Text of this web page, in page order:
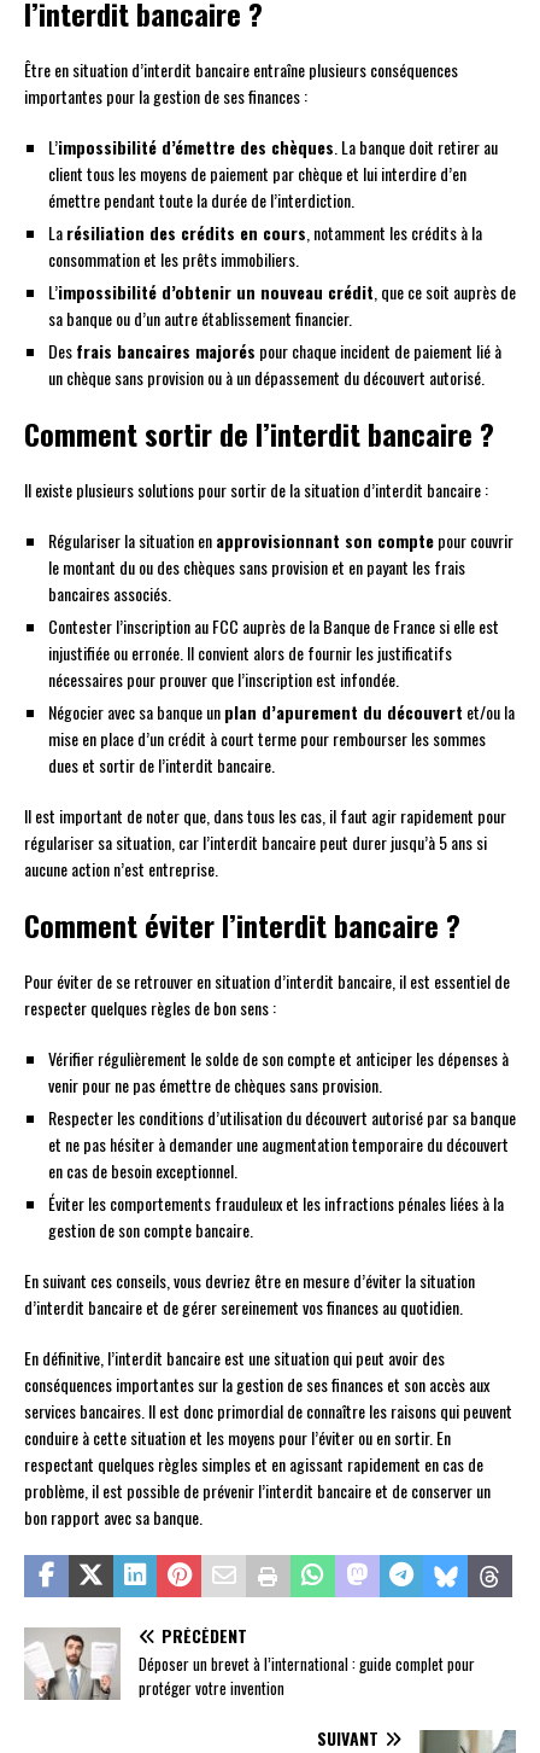
l’interdit bancaire ?
Être en situation d’interdit bancaire entraîne plusieurs conséquences
importantes pour la gestion de ses finances :
L’impossibilité d’émettre des chèques . La banque doit retirer au
client tous les moyens de paiement par chèque et lui interdire d’en
émettre pendant toute la durée de l’interdiction.
Larésiliation des crédits en cours , notamment les crédits à la
consommation et les prêts immobiliers.
L’impossibilité d’obtenir un nouveau crédit , que ce soit auprès de
sa banque ou d’un autre établissement financier.
Desfrais bancaires majorés pour chaque incident de paiement lié à
un chèque sans provision ou à un dépassement du découvert autorisé.
Comment sortir de l’interdit bancaire ?
Il existe plusieurs solutions pour sortir de la situation d’interdit bancaire :
Régulariser la situation enapprovisionnant son comptepour couvrir
le montant du ou des chèques sans provision et en payant les frais
bancaires associés.
Contester l’inscription au FCC auprès de la Banque de France si elle est
injustifiée ou erronée. Il convient alors de fournir les justificatifs
nécessaires pour prouver que l’inscription est infondée.
Négocier avec sa banque unplan d’apurement du découvert et/ou la
mise en place d’un crédit à court terme pour rembourser les sommes
dues et sortir de l’interdit bancaire.
Il est important de noter que, dans tous les cas, il faut agir rapidement pour
régulariser sa situation, car l’interdit bancaire peut durer jusqu’à 5 ans si
aucune action n’est entreprise.
Comment éviter l’interdit bancaire ?
Pour éviter de se retrouver en situation d’interdit bancaire, il est essentiel de
respecter quelques règles de bon sens :
Vérifier régulièrement le solde de son compte et anticiper les dépenses à
venir pour ne pas émettre de chèques sans provision.
Respecter les conditions d’utilisation du découvert autorisé par sa banque
et ne pas hésiter à demander une augmentation temporaire du découvert
en cas de besoin exceptionnel.
Éviter les comportements frauduleux et les infractions pénales liées à la
gestion de son compte bancaire.
En suivant ces conseils, vous devriez être en mesure d’éviter la situation
d’interdit bancaire et de gérer sereinement vos finances au quotidien.
En définitive, l’interdit bancaire est une situation qui peut avoir des
conséquences importantes sur la gestion de ses finances et son accès aux
services bancaires. Il est donc primordial de connaître les raisons qui peuvent
conduire à cette situation et les moyens pour l’éviter ou en sortir. En
respectant quelques règles simples et en agissant rapidement en cas de
problème, il est possible de prévenir l’interdit bancaire et de conserver un
bon rapport avec sa banque.
PRÉCÉDENT
Déposer un brevet à l’international : guide complet pour
protéger votre invention
SUIVANT